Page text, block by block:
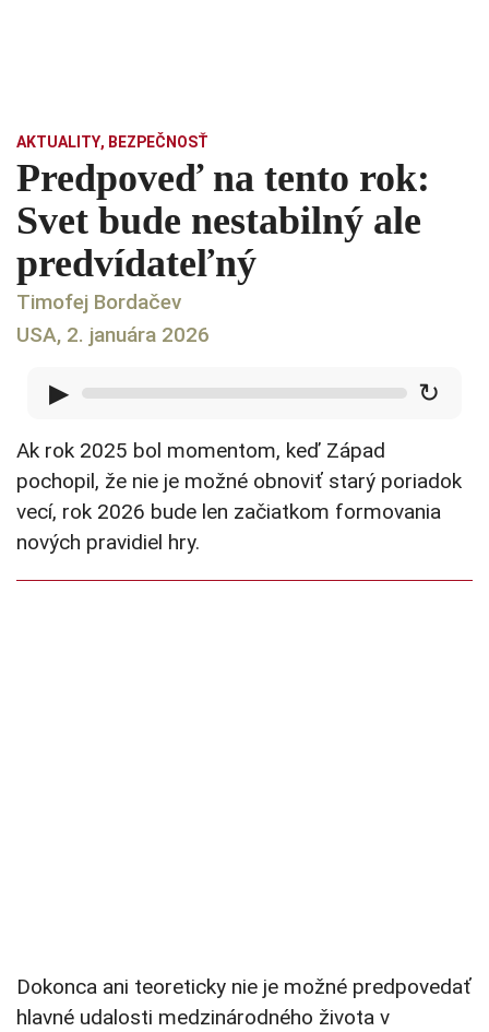
AKTUALITY, BEZPEČNOSŤ
Predpoveď na tento rok:
Svet bude nestabilný ale
predvídateľný
Timofej Bordačev
USA, 2. januára 2026
▶ ↻
Ak rok 2025 bol momentom, keď Západ
pochopil, že nie je možné obnoviť starý poriadok
vecí, rok 2026 bude len začiatkom formovania
nových pravidiel hry.
Dokonca ani teoreticky nie je možné predpovedať
hlavné udalosti medzinárodného života v